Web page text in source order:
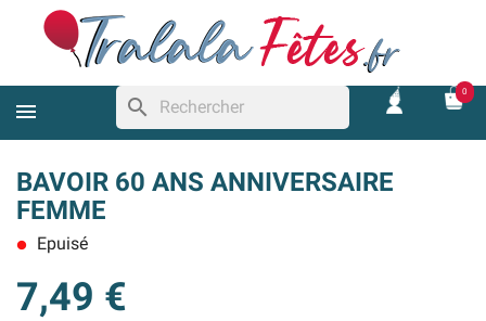
search
0
BAVOIR 60 ANS ANNIVERSAIRE
FEMME
lens Epuisé
7,49 €